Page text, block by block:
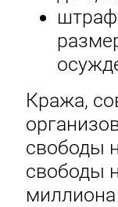
Кража,
свободы
свободы